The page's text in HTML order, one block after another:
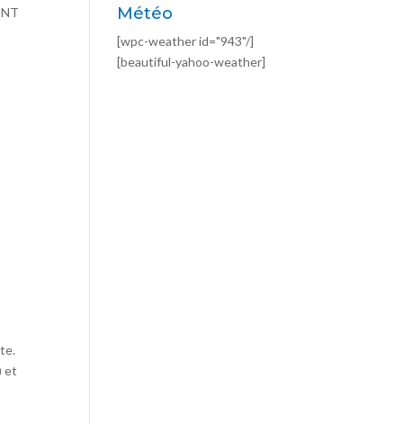
et
Météo
[wpc-weather id="943"/]
[beautiful-yahoo-weather]